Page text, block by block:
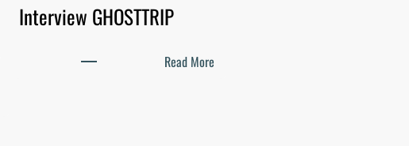
Interview GHOSTTRIP
Read More: